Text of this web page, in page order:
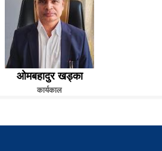
ओमबहादुर खड्का
कार्यकाल